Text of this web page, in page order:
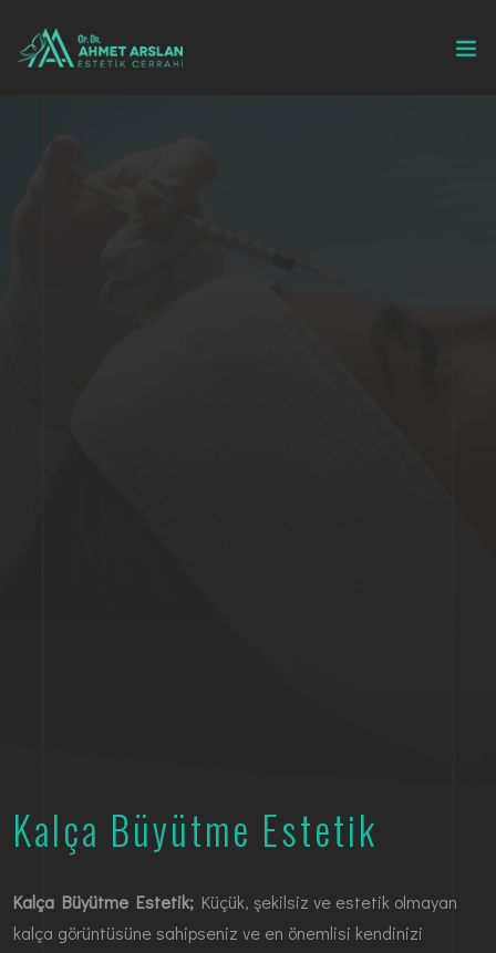
Kalça Büyütme Estetik
Kalça Büyütme Estetik; Küçük, şekilsiz ve estetik olmayan
kalça görüntüsüne sahipseniz ve en önemlisi kendinizi